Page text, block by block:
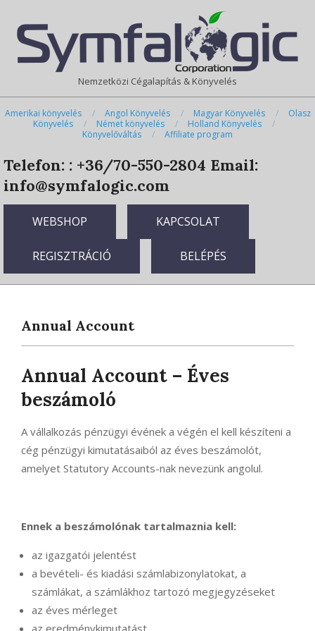
content
Navigation
Menu
Nemzetközi Cégalapítás & Könyvelés
Amerikai könyvelés Angol Könyvelés Magyar Könyvelés
Olasz
Könyvelés
Német könyvelés
Holland Könyvelés
Könyvelőváltás
Affiliate program
Telefon: : +36/70-550-2804 Email:
info@symfalogic.com
WEBSHOP KAPCSOLAT
REGISZTRÁCIÓ BELÉPÉS
Annual Account
Annual Account – Éves
beszámoló
A vállalkozás pénzügyi évének a végén el kell készíteni a
cég pénzügyi kimutatásaiból az éves beszámolót,
amelyet Statutory Accounts-nak nevezünk angolul.
Ennek a beszámolónak tartalmaznia kell:
az igazgatói jelentést
a bevételi- és kiadási számlabizonylatokat, a
számlákat, a számlákhoz tartozó megjegyzéseket
az éves mérleget
az eredménykimutatást